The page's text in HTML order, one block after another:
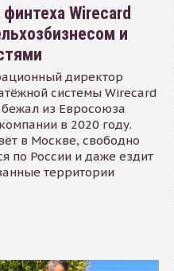
Wirecard
и
директор
системы Wirecard
из Евросоюза
в 2020 году.
в Москве, свободно
по России и даже ездит
территории